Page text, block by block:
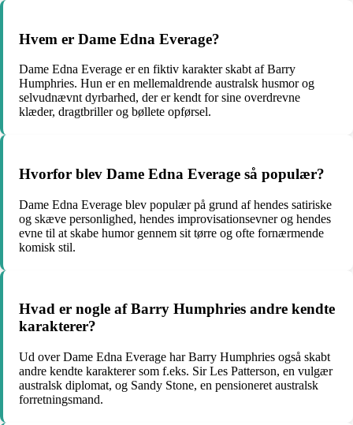
Hvem er Dame Edna Everage?
Dame Edna Everage er en fiktiv karakter skabt af Barry
Humphries. Hun er en mellemaldrende australsk husmor og
selvudnævnt dyrbarhed, der er kendt for sine overdrevne
klæder, dragtbriller og bøllete opførsel.
Hvorfor blev Dame Edna Everage så populær?
Dame Edna Everage blev populær på grund af hendes satiriske
og skæve personlighed, hendes improvisationsevner og hendes
evne til at skabe humor gennem sit tørre og ofte fornærmende
komisk stil.
Hvad er nogle af Barry Humphries andre kendte
karakterer?
Ud over Dame Edna Everage har Barry Humphries også skabt
andre kendte karakterer som f.eks. Sir Les Patterson, en vulgær
australsk diplomat, og Sandy Stone, en pensioneret australsk
forretningsmand.